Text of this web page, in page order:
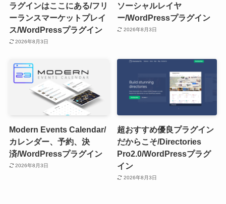
ラグインはここにある/フリ
ーランスマーケットプレイ
ス/WordPressプラグイン
2026年8月3日
ソーシャルレイヤ
ー/WordPressプラグイン
2026年8月3日
Modern Events Calendar/
カレンダー、予約、決
済/WordPressプラグイン
2026年8月3日
超おすすめ優良プラグイン
だからこそ/Directories
Pro2.0/WordPressプラグ
イン
2026年8月3日